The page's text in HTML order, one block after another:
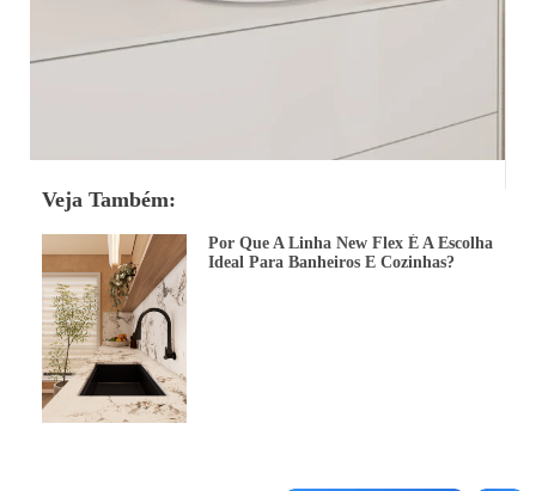
Veja Também:
Por Que A Linha New Flex É A Escolha
Ideal Para Banheiros E Cozinhas?